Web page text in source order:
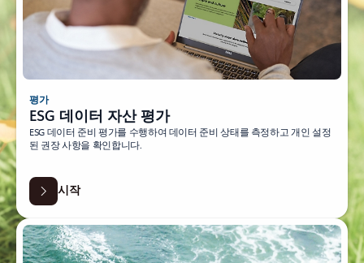
평가
ESG 데이터 자산 평가
ESG 데이터 준비 평가를 수행하여 데이터 준비 상태를 측정하고 개인 설정
된 권장 사항을 확인합니다.
시작